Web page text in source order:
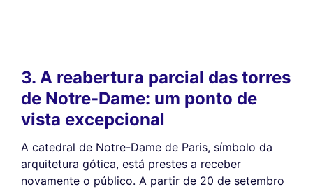
3. A reabertura parcial das torres
de Notre-Dame: um ponto de
vista excepcional
A catedral de Notre-Dame de Paris, símbolo da
arquitetura gótica, está prestes a receber
novamente o público. A partir de 20 de setembro